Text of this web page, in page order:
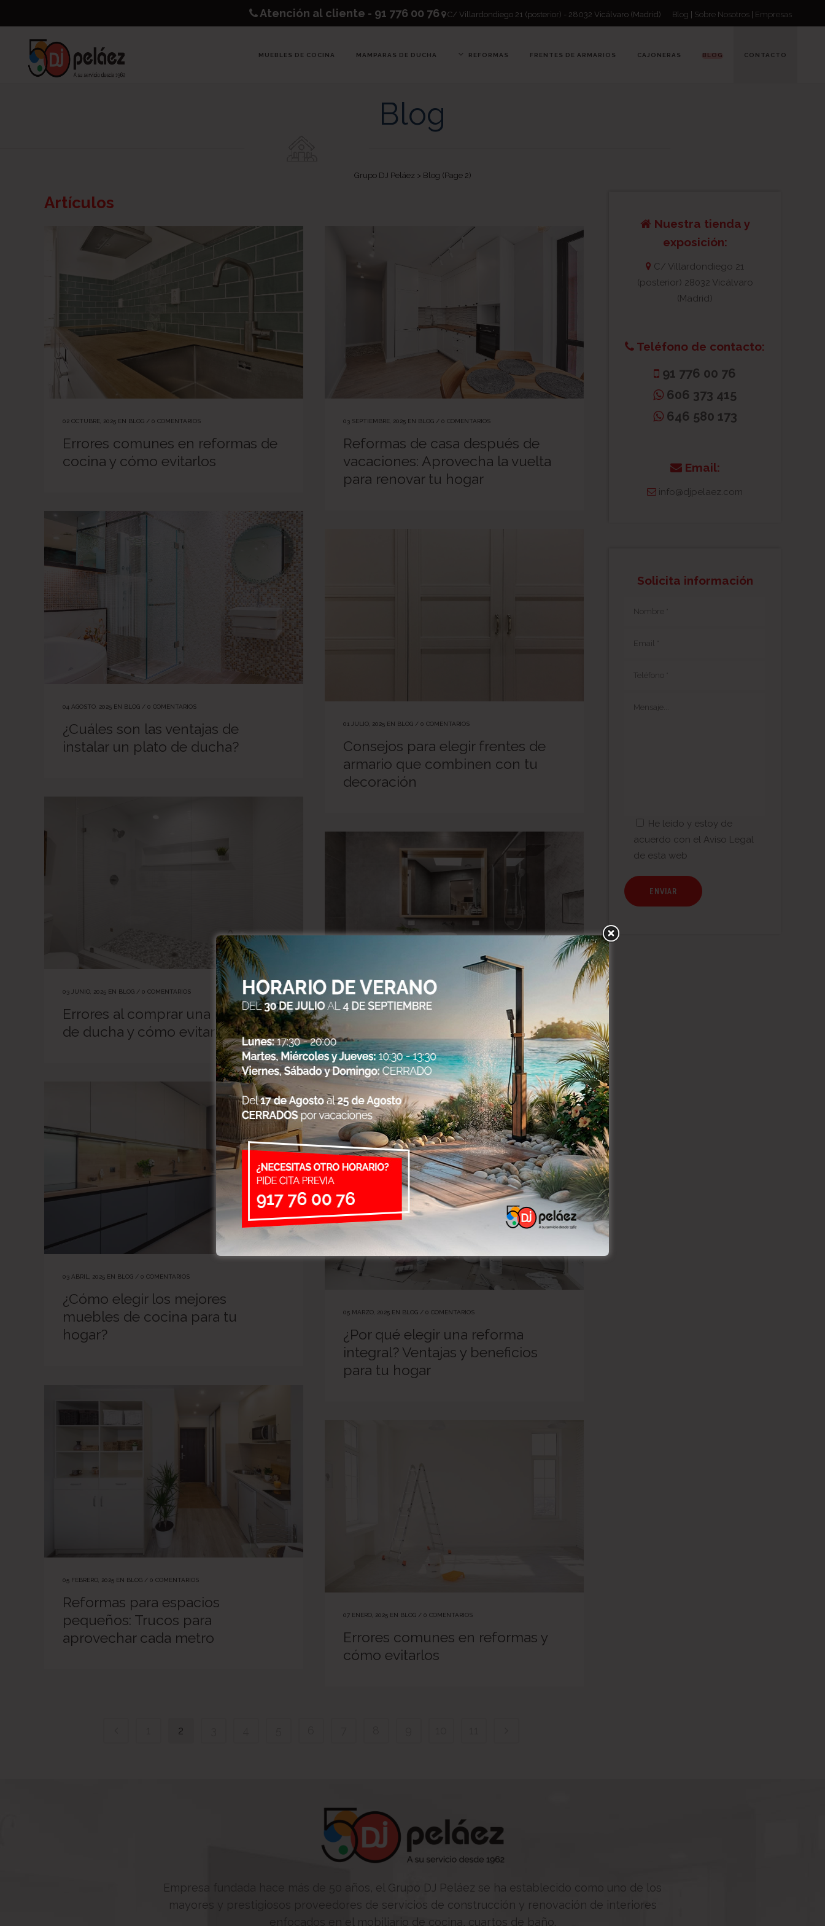
Atención al cliente - 91 776 00 76 C/ Villardondiego 21 (posterior) - 28032 Vicálvaro (Madrid) Blog Sobre Nosotros Empresas
MUEBLES DE COCINA MAMPARAS DE DUCHA REFORMAS FRENTES DE ARMARIOS CAJONERAS BLOG CONTACTO
Blog
Grupo DJ Peláez > Blog (Page 2)
Artículos
02 OCTUBRE, 2025 EN BLOG / 0 COMENTARIOS
Errores comunes en reformas de
cocina y cómo evitarlos
03 SEPTIEMBRE, 2025 EN BLOG / 0 COMENTARIOS
Reformas de casa después de
vacaciones: Aprovecha la vuelta
para renovar tu hogar
04 AGOSTO, 2025 EN BLOG / 0 COMENTARIOS
¿Cuáles son las ventajas de
instalar un plato de ducha?
01 JULIO, 2025 EN BLOG / 0 COMENTARIOS
Consejos para elegir frentes de
armario que combinen con tu
decoración
03 JUNIO, 2025 EN BLOG / 0 COMENTARIOS
Errores al comprar una mampara
de ducha y cómo evitarlos
Reformas de baño: Diseño
moderno y eficiencia energética
03 ABRIL, 2025 EN BLOG / 0 COMENTARIOS
¿Cómo elegir los mejores
muebles de cocina para tu
hogar?
05 MARZO, 2025 EN BLOG / 0 COMENTARIOS
¿Por qué elegir una reforma
integral? Ventajas y beneficios
para tu hogar
05 FEBRERO, 2025 EN BLOG / 0 COMENTARIOS
Reformas para espacios
pequeños: Trucos para
aprovechar cada metro
07 ENERO, 2025 EN BLOG / 0 COMENTARIOS
Errores comunes en reformas y
cómo evitarlos
2
Nuestra tienda y
exposición:
C/ Villardondiego 21
(posterior) 28032 Vicálvaro
(Madrid)
Teléfono de contacto:
91 776 00 76
606 373 415
646 580 173
Email:
info@djpelaez.com
Solicita información
He leído y estoy de
acuerdo con el Aviso Legal
de esta web
Empresa fundada hace más de 50 años, el Grupo DJ Peláez se ha establecido como uno de los
mayores y prestigiosos proveedores de servicios de construcción y renovación de interiores
enfocados en el mobiliario de cocina, cuartos de baño.